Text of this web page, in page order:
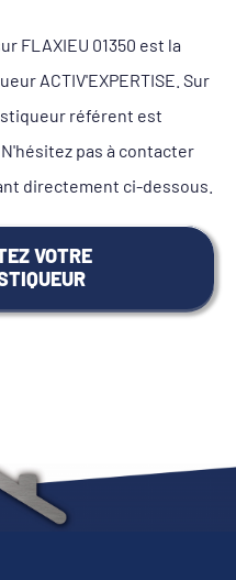
FLAXIEU 01350 est la
ACTIV'EXPERTISE. Sur
référent est
N'hésitez pas à contacter
directement ci-dessous.
VOTRE